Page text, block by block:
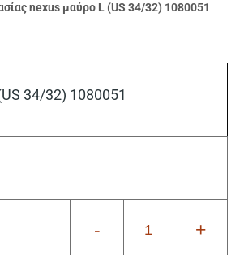
nexus μαύρο L (US 34/32) 1080051
34/32) 1080051
- +